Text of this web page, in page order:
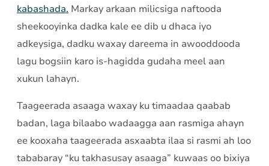
kabashada. Markay arkaan milicsiga naftooda
sheekooyinka dadka kale ee dib u dhaca iyo
adkeysiga, dadku waxay dareema in awooddooda
lagu bogsiin karo is-hagidda gudaha meel aan
xukun lahayn.
Taageerada asaaga waxay ku timaadaa qaabab
badan, laga bilaabo wadaagga aan rasmiga ahayn
ee kooxaha taageerada asxaabta ilaa si rasmi ah loo
tababaray “ku takhasusay asaaga” kuwaas oo bixiya